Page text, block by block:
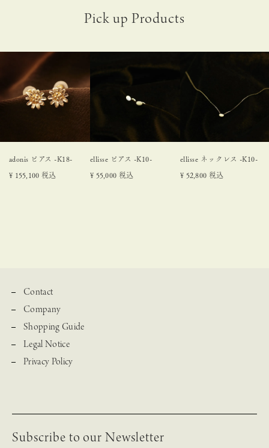
adonis ピアス -K18-
¥ 155,100 税込
ellisse ピアス -K10-
¥ 55,000 税込
ellisse ネックレス -K10-
¥ 52,800 税込
Subscribe to our Newsletter
Contact
Company
Shopping Guide
Legal Notice
Privacy Policy